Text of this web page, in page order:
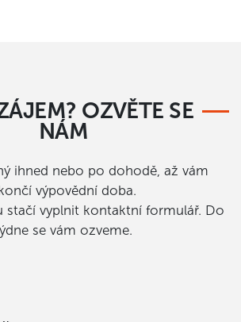
OZVĚTE SE
NÁM
ihned nebo po dohodě, až vám
výpovědní doba.
stačí vyplnit kontaktní formulář. Do
se vám ozveme.